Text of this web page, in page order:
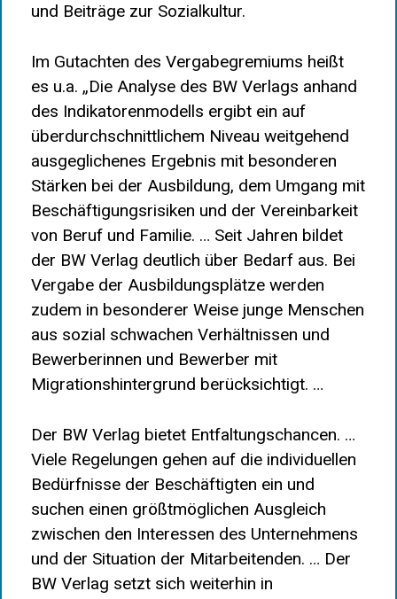
und Beiträge zur Sozialkultur.
Im Gutachten des Vergabegremiums heißt
es u.a. „Die Analyse des BW Verlags anhand
des Indikatorenmodells ergibt ein auf
überdurchschnittlichem Niveau weitgehend
ausgeglichenes Ergebnis mit besonderen
Stärken bei der Ausbildung, dem Umgang mit
Beschäftigungsrisiken und der Vereinbarkeit
von Beruf und Familie. … Seit Jahren bildet
der BW Verlag deutlich über Bedarf aus. Bei
Vergabe der Ausbildungsplätze werden
zudem in besonderer Weise junge Menschen
aus sozial schwachen Verhältnissen und
Bewerberinnen und Bewerber mit
Migrationshintergrund berücksichtigt. …
Der BW Verlag bietet Entfaltungschancen. …
Viele Regelungen gehen auf die individuellen
Bedürfnisse der Beschäftigten ein und
suchen einen größtmöglichen Ausgleich
zwischen den Interessen des Unternehmens
und der Situation der Mitarbeitenden. … Der
BW Verlag setzt sich weiterhin in